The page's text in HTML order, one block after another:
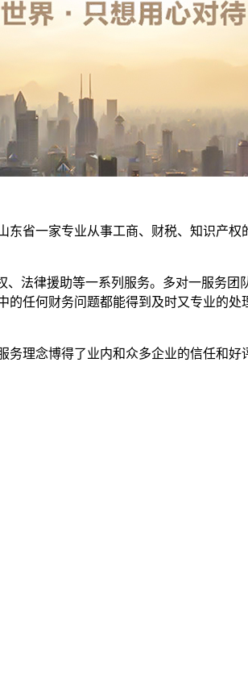
省一家专业从事工商、财税、知识产
法律援助等一系列服务。多对一服务
任何财务问题都能得到及时又专业的
理念博得了业内和众多企业的信任和